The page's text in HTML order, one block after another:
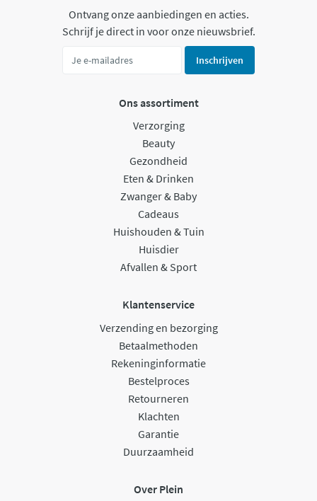
Ontvang onze aanbiedingen en acties.
Schrijf je direct in voor onze nieuwsbrief.
Inschrijven
Ons assortiment
Verzorging
Beauty
Gezondheid
Eten & Drinken
Zwanger & Baby
Cadeaus
Huishouden & Tuin
Huisdier
Afvallen & Sport
Klantenservice
Verzending en bezorging
Betaalmethoden
Rekeninginformatie
Bestelproces
Retourneren
Klachten
Garantie
Duurzaamheid
Over Plein